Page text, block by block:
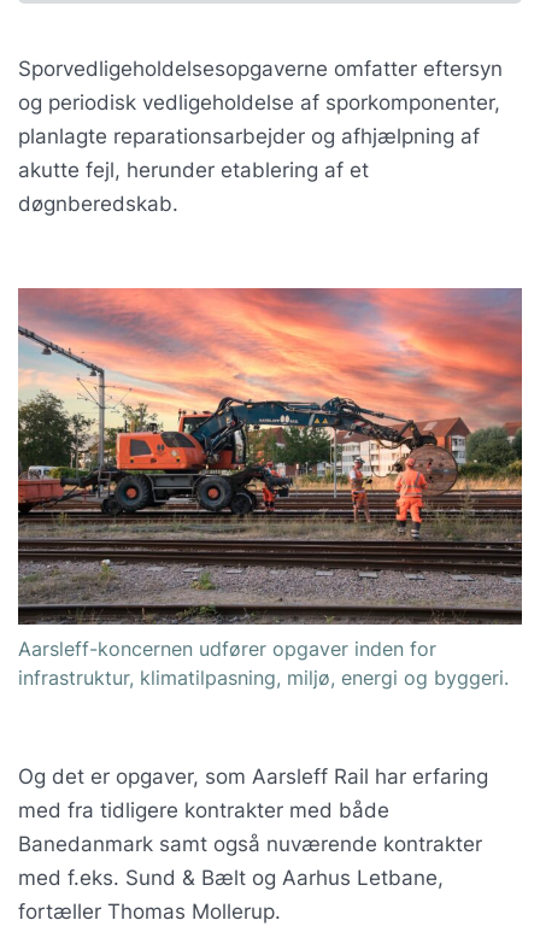
Sporvedligeholdelsesopgaverne omfatter eftersyn
og periodisk vedligeholdelse af sporkomponenter,
planlagte reparationsarbejder og afhjælpning af
akutte fejl, herunder etablering af et
døgnberedskab.
Aarsleff-koncernen udfører opgaver inden for
infrastruktur, klimatilpasning, miljø, energi og byggeri.
Og det er opgaver, som Aarsleff Rail har erfaring
med fra tidligere kontrakter med både
Banedanmark samt også nuværende kontrakter
med f.eks. Sund & Bælt og Aarhus Letbane,
fortæller Thomas Mollerup.